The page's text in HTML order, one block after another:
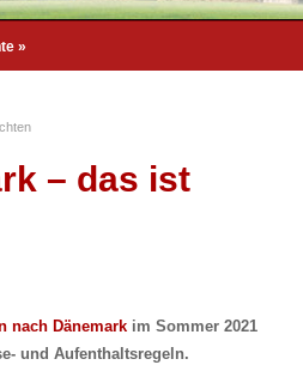
»
– das ist
nach Dänemark im Sommer 2021
und Aufenthaltsregeln.